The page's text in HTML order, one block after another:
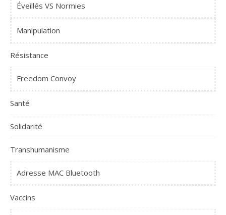
Éveillés VS Normies
Manipulation
Résistance
Freedom Convoy
Santé
Solidarité
Transhumanisme
Adresse MAC Bluetooth
Vaccins